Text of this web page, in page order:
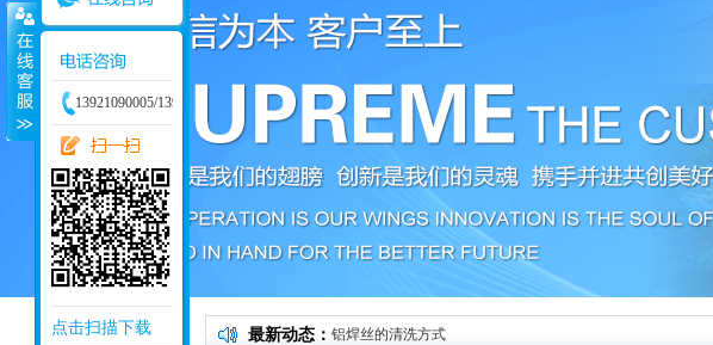
最新动态： 铝焊丝的清洗方式
13921090005/13915829234
点击扫描下载